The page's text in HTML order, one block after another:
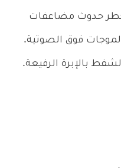
حدوث مضاعفات
فوق الصوتية.
بالإبرة الرفيعة.